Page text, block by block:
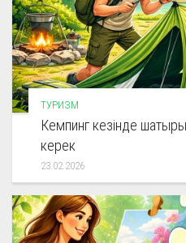
ТУРИЗМ
Кемпинг кезінде
керек
23.02.2026